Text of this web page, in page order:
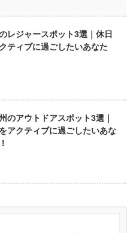
レジャースポット3選｜休日
ティブに過ごしたいあなた
のアウトドアスポット3選｜
アクティブに過ごしたいあな